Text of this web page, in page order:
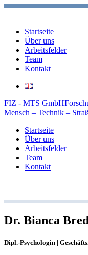
Startseite
Über uns
Arbeitsfelder
Team
Kontakt
FIZ - MTS GmbH
Mensch – Technik –
Startseite
Über uns
Arbeitsfelder
Team
Kontakt
Dr. Bianca
Dipl.-Psychologin |